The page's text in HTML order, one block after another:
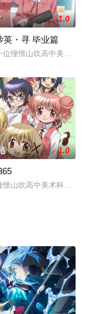
触”的试炼，并前往自己
常和同学们一起过着普通
1.0
英・寻 毕业篇
位憧憬山吹高中美术科，并
而住在学校校门前的公寓
天开始，艾伦·耶格尔无
1.0
憬山吹高中美术科，并以优